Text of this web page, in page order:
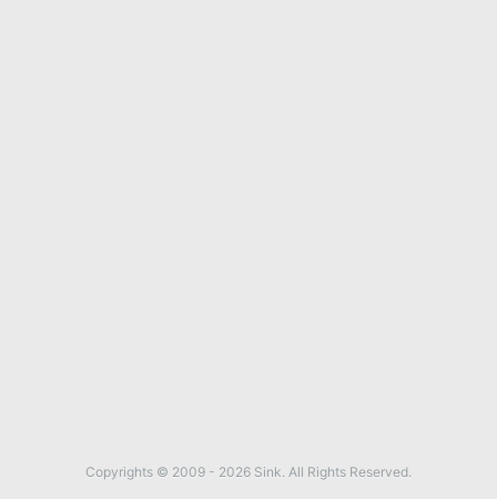
Copyrights © 2009 - 2026 Sink. All Rights Reserved.